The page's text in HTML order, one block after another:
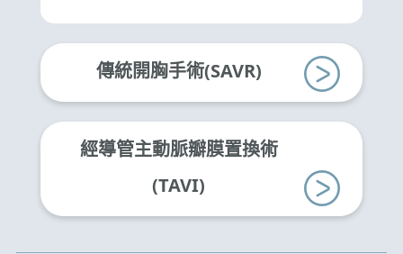
傳統開胸手術(SAVR)
經導管主動脈瓣膜置換術
(TAVI)